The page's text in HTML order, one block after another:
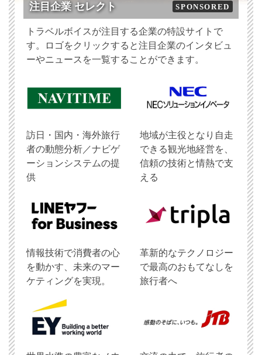
注目企業 セレクト SPONSORED
トラベルボイスが注目する企業の特設サイトで
す。ロゴをクリックすると注目企業のインタビュ
ーやニュースを一覧することができます。
訪日・国内・海外旅行
者の動態分析／ナビゲ
ーションシステムの提
供
地域が主役となり自走
できる観光地経営を、
信頼の技術と情熱で支
える
情報技術で消費者の心
を動かす、未来のマー
ケティングを実現。
革新的なテクノロジー
で最高のおもてなしを
旅行者へ